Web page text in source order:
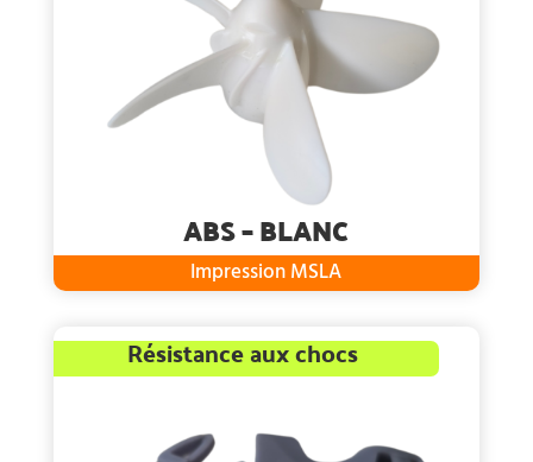
ABS – BLANC
Impression MSLA
Résistance aux chocs